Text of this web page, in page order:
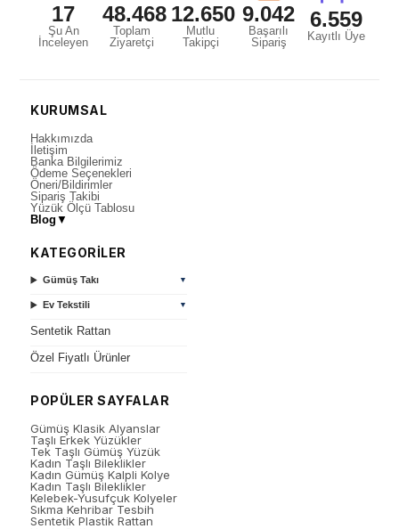
17
Şu An
İnceleyen
48.468
Toplam
Ziyaretçi
12.650
Mutlu
Takipçi
9.042
Başarılı
Sipariş
6.559
Kayıtlı Üye
KURUMSAL
Hakkımızda
İletişim
Banka Bilgilerimiz
Ödeme Seçenekleri
Öneri/Bildirimler
Sipariş Takibi
Yüzük Ölçü Tablosu
Blog ▼
KATEGORİLER
Gümüş Takı ▼
Ev Tekstili ▼
Sentetik Rattan
Özel Fiyatlı Ürünler
POPÜLER SAYFALAR
Gümüş Klasik Alyanslar
Taşlı Erkek Yüzükler
Tek Taşlı Gümüş Yüzük
Kadın Taşlı Bileklikler
Kadın Gümüş Kalpli Kolye
Kadın Taşlı Bileklikler
Kelebek-Yusufçuk Kolyeler
Sıkma Kehribar Tesbih
Sentetik Plastik Rattan